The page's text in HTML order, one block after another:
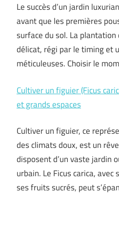
Le succès d’un jardin
avant que les premières
surface du sol. La
délicat, régi par le timing et
méticuleuses. Choisir le
Cultiver un figuier (Ficus
et grands espaces
Cultiver un figuier, ce
des climats doux, est un
disposent d’un vaste jardin
urbain. Le Ficus carica,
ses fruits sucrés, peut